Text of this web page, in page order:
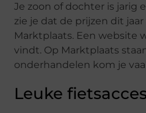
Je zoon of dochter is jarig
zie je dat de prijzen dit
Marktplaats. Een website
vindt. Op Marktplaats
onderhandelen kom je
Leuke